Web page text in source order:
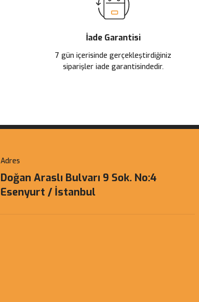
İade Garantisi
7 gün içerisinde gerçekleştirdiğiniz
siparişler iade garantisindedir.
Adres
Doğan Araslı Bulvarı 9 Sok. No:4
Esenyurt / İstanbul